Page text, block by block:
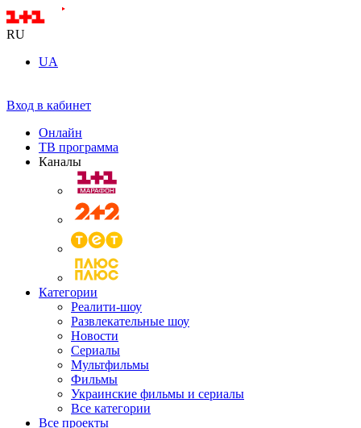
RU
UA
Вход в кабинет
Онлайн
ТВ программа
Каналы
Категории
Реалити-шоу
Развлекательные шоу
Новости
Сериалы
Мультфильмы
Фильмы
Украинские фильмы и сериалы
Все категории
Все проекты